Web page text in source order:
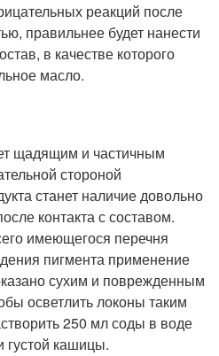
реакций после
правильнее будет нанести
в качестве которого
масло.
щадящим и частичным
стороной
станет наличие довольно
контакта с составом.
имеющегося перечня
пигмента применение
сухим и поврежденным
осветлить локоны таким
250 мл соды в воде
густой кашицы.